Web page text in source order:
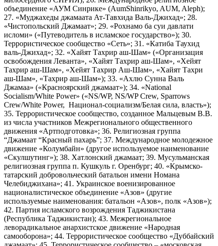
объединение «АУМ Синрике» (AumShinrikyo, AUM, Aleph);
27. «Муджахеды джамаата Ат-Тавхида Валь-Джихад»; 28.
«Чистопольский Джамаат»; 29. «Рохнамо ба суи давлати
исломи» («Путеводитель в исламское государство»); 30.
Террористическое сообщество «Сеть»; 31. «Катиба Таухид
валь-Джихад»; 32. «Хайят Тахрир аш-Шам» («Организация
освобождения Леванта», «Хайят Тахрир аш-Шам», «Хейят
Тахрир аш-Шам», «Хейят Тахрир Аш-Шам», «Хайят Тахри
аш-Шам», «Тахрир аш-Шам»); 33. «Ахлю Сунна Валь
Джамаа» («Красноярский джамаат»); 34. «National
Socialism/White Power» («NS/WP, NS/WP Crew, Sparrows
Crew/White Power, Национал-социализм/Белая сила, власть»);
35. Террористическое сообщество, созданное Мальцевым В.В.
из числа участников Межрегионального общественного
движения «Артподготовка»; 36. Религиозная группа
“Джамаат “Красный пахарь”; 37. Международное молодежное
движение «Колумбайн» (другое используемое наименование
«Скулшутинг»); 38. Хатлонский джамаат; 39. Мусульманская
религиозная группа п. Кушкуль г. Оренбург; 40. «Крымско-
татарский добровольческий батальон имени Номана
Челебиджихана»; 41. Украинское военизированное
националистическое объединение «Азов» (другие
используемые наименования: батальон «Азов», полк «Азов»);
42. Партия исламского возрождения Таджикистана
(Республика Таджикистан); 43. Межрегиональное
леворадикальное анархистское движение «Народная
самооборона»; 44. Террористическое сообщество «Дуббайский